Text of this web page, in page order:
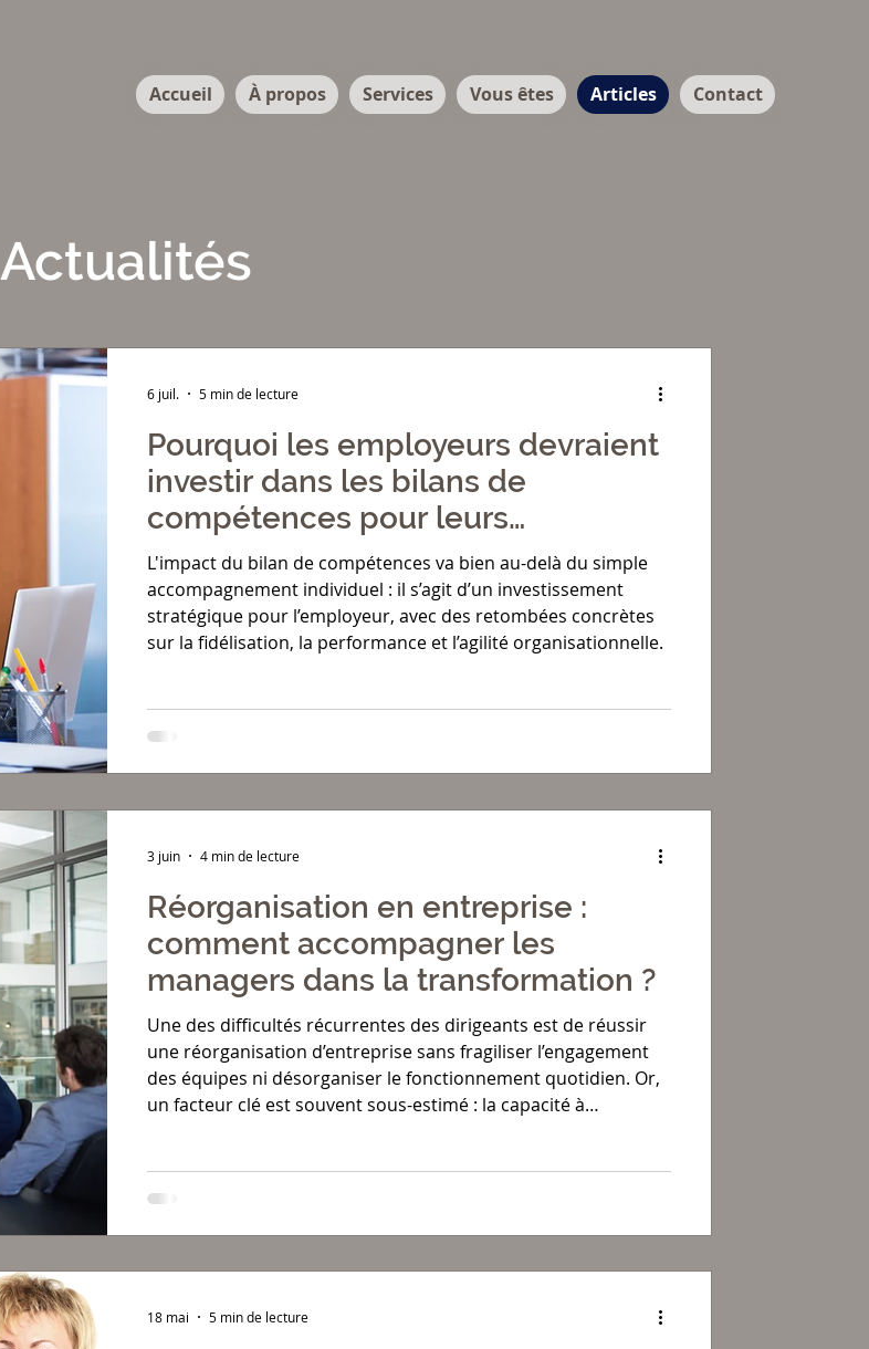
Accueil À propos Services Vous êtes Articles Contact
Actualités
Pourquoi les employeurs devraient
investir dans les bilans de
compétences pour leurs
collaborateurs ?
L'impact du bilan de compétences va bien au-delà du simple
accompagnement individuel : il s’agit d’un investissement
stratégique pour l’employeur, avec des retombées concrètes
sur la fidélisation, la performance et l’agilité organisationnelle.
6 juil. 5 min de lecture
Réorganisation en entreprise :
comment accompagner les
managers dans la transformation ?
Une des difficultés récurrentes des dirigeants est de réussir
une réorganisation d’entreprise sans fragiliser l’engagement
des équipes ni désorganiser le fonctionnement quotidien. Or,
un facteur clé est souvent sous-estimé : la capacité à
3 juin 4 min de lecture
18 mai 5 min de lecture